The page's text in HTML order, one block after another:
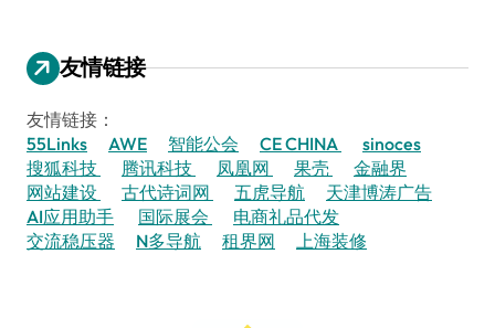
友情链接
友情链接：
55Links
AWE 智能公会 CE CHINA
sinoces
搜狐科技
腾讯科技 凤凰网 果壳
金融界
网站建设
古代诗词网 五虎导航
天津博涛广告
AI应用助手
国际展会
电商礼品代发
交流稳压器
N多导航 租界网 上海装修